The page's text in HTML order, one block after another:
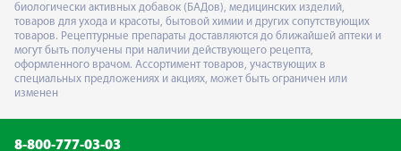
биологически активных добавок (БАДов), медицинских изделий,
товаров для ухода и красоты, бытовой химии и других сопутствующих
товаров. Рецептурные препараты доставляются до ближайшей аптеки и
могут быть получены при наличии действующего рецепта,
оформленного врачом. Ассортимент товаров, участвующих в
специальных предложениях и акциях, может быть ограничен или
изменен
8-800-777-03-03